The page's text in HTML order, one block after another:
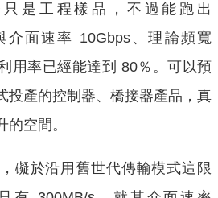
是工程樣品，不過能跑出
介面速率 10Gbps、理論頻寬
用率已經能達到 80％。可以預
投產的控制器、橋接器產品，真
空間。
礙於沿用舊世代傳輸模式這限